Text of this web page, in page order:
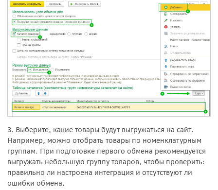
3. Выберите, какие товары будут выгружаться на сайт.
Например, можно отобрать товары по номенклатурным
группам. При подготовке первого обмена рекомендуется
выгружать небольшую группу товаров, чтобы проверить:
правильно ли настроена интеграция и отсутствуют ли
ошибки обмена.